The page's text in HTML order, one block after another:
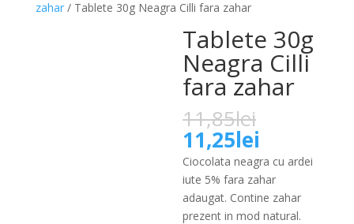
zahar/ Tablete 30g Neagra Cilli fara zahar
Tablete 30g
Neagra Cilli
fara zahar
11,85lei
a
fost:
11,85lei.
11,25lei
curent
este:
11,25lei.
Ciocolata neagra cu ardei
iute 5% fara zahar
adaugat. Contine zahar
prezent in mod natural.